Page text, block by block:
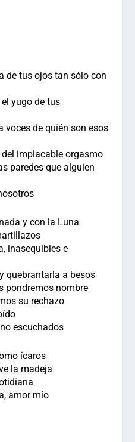
de tus ojos tan sólo con
yugo de tus
voces de quién son esos
implacable orgasmo
paredes que alguien
y con la Luna
inasequibles e
quebrantarla a besos
pondremos nombre
su rechazo
escuchados
ícaros
la madeja
amor mío